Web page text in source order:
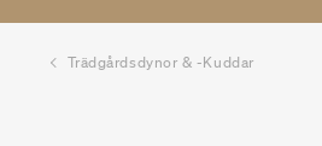
Trädgårdsdynor & -kuddar